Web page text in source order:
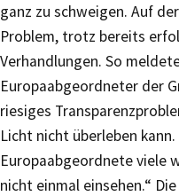
ganz zu schweigen. Auf
Problem, trotz bereits
Verhandlungen. So
Europaabgeordneter der
riesiges
Licht nicht überleben
Europaabgeordnete viele
nicht einmal einsehen.“